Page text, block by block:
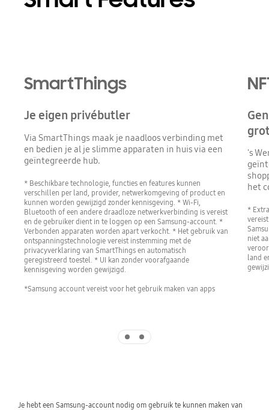
SmartThings
Je eigen privébutler
Via SmartThings maak je naadloos verbinding met
en bedien je al je slimme apparaten in huis via een
geïntegreerde hub.
* Beschikbare technologie, functies en features kunnen
verschillen per land, provider, netwerkomgeving of product en
kunnen worden gewijzigd zonder kennisgeving. * Wi-Fi,
Bluetooth of een andere draadloze netwerkverbinding is vereist
en de gebruiker dient in te loggen op een Samsung-account. *
Verbonden apparaten worden apart verkocht. * Het gebruik van
ontspanningstechnologie vereist instemming met de
privacyverklaring van SmartThings en automatisch
geregistreerd toestel. * UI kan zonder voorafgaande
kennisgeving worden gewijzigd.
*Samsung account vereist voor het gebruik maken van apps
's
het
*
niet
land
Je hebt een Samsung-account nodig om gebruik te kunnen maken van